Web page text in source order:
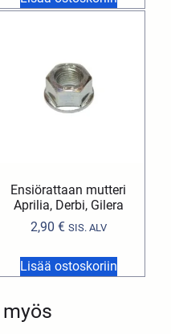
Ensiörattaan mutteri
Aprilia, Derbi, Gilera
2,90 € SIS. ALV
Lisää ostoskoriin